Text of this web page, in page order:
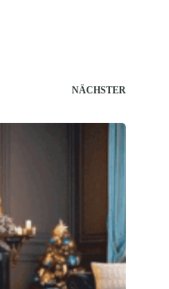
NÄCHSTER